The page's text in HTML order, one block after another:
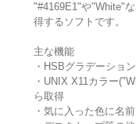
"#4169E1"や"White"
得するソフトです。
主な機能
・HSBグラデーショ
・UNIX X11カラー
ら取得
・気に入った色に名